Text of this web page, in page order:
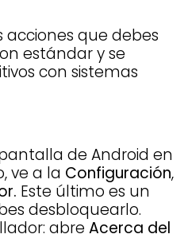
que debes
estándar y se
con sistemas
de Android en
ve a la Configuración,
Este último es un
desbloquearlo.
abre Acerca del